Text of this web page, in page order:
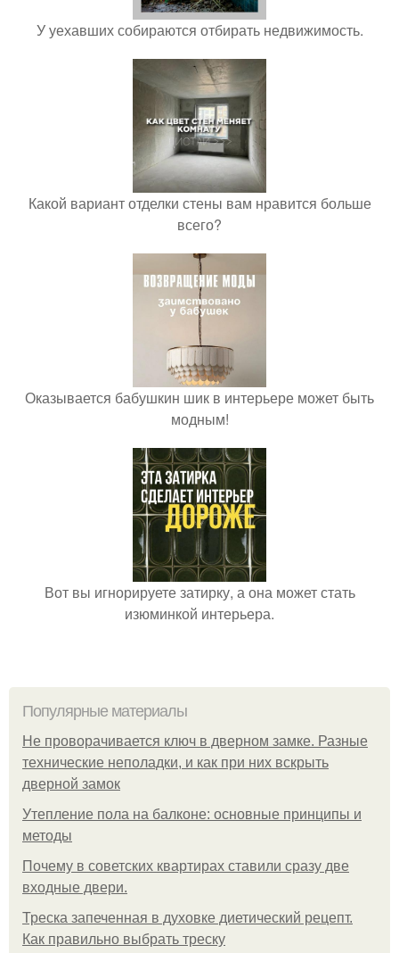
У уехавших собираются отбирать недвижимость.
Какой вариант отделки стены вам нравится больше
всего?
Оказывается бабушкин шик в интерьере может быть
модным!
Вот вы игнорируете затирку, а она может стать
изюминкой интерьера.
Популярные материалы
Не проворачивается ключ в дверном замке. Разные
технические неполадки, и как при них вскрыть
дверной замок
Утепление пола на балконе: основные принципы и
методы
Почему в советских квартирах ставили сразу две
входные двери.
Треска запеченная в духовке диетический рецепт.
Как правильно выбрать треску